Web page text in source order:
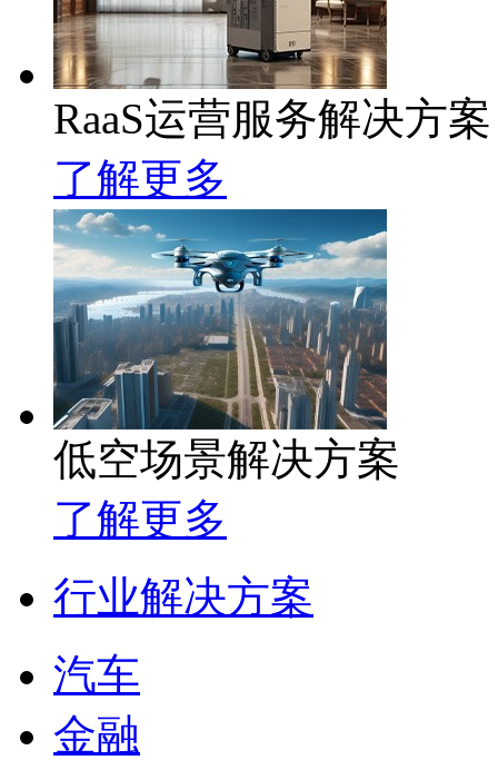
RaaS运营服务解决方案
了解更多
低空场景解决方案
了解更多
行业解决方案
汽车
金融